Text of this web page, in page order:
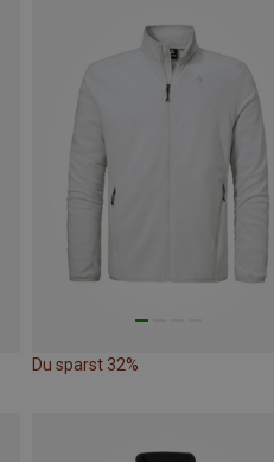
Du sparst 32%